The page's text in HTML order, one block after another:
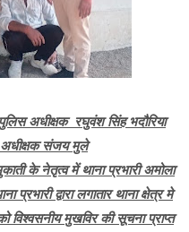
अधीक्षक रघुवंश सिंह भदौरिया
संजय मुले
के नेतृत्व में थाना प्रभारी अमोला
प्रभारी द्वारा लगातार थाना क्षेत्र मे
मुखविर की सूचना प्राप्त